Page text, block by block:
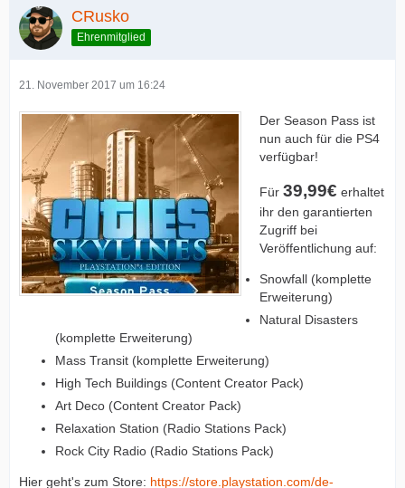
CRusko
Ehrenmitglied
21. November 2017 um 16:24
Der Season Pass ist
nun auch für die PS4
verfügbar!
Für 39,99€ erhaltet
ihr den garantierten
Zugriff bei
Veröffentlichung auf:
Snowfall (komplette
Erweiterung)
Natural Disasters
(komplette Erweiterung)
Mass Transit (komplette Erweiterung)
High Tech Buildings (Content Creator Pack)
Art Deco (Content Creator Pack)
Relaxation Station (Radio Stations Pack)
Rock City Radio (Radio Stations Pack)
Hier geht's zum Store: https://store.playstation.com/de-